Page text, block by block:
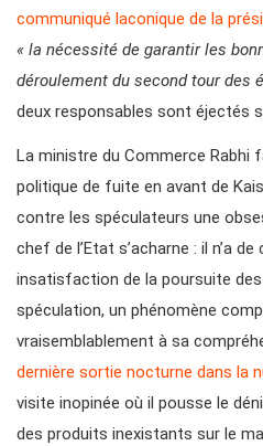
communiqué laconique de la
« la nécessité de garantir les
déroulement du second tour des
deux responsables sont éjectés
La ministre du Commerce Rabhi
politique de fuite en avant de
contre les spéculateurs une
chef de l’Etat s’acharne : il n’a
insatisfaction de la poursuite
spéculation, un phénomène
vraisemblablement à sa
dernière sortie nocturne dans la
visite inopinée où il pousse le
des produits inexistants sur le